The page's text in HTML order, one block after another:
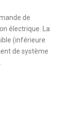
de
électrique. La
(inférieure
de système